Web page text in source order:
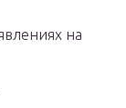
на